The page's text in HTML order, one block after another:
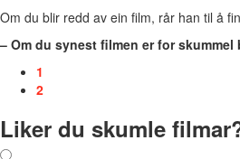
Om du blir redd av ein film, rår han til å
– Om du synest filmen er for
1
2
Liker du skumle